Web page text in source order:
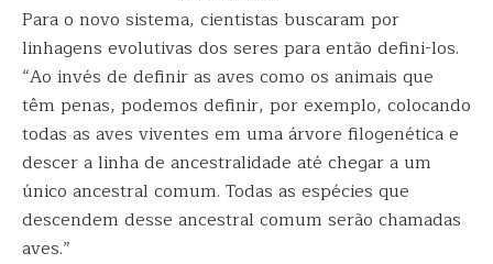
Para o novo sistema, cientistas buscaram por
linhagens evolutivas dos seres para então defini-los.
“Ao invés de definir as aves como os animais que
têm penas, podemos definir, por exemplo, colocando
todas as aves viventes em uma árvore filogenética e
descer a linha de ancestralidade até chegar a um
único ancestral comum. Todas as espécies que
descendem desse ancestral comum serão chamadas
aves.”